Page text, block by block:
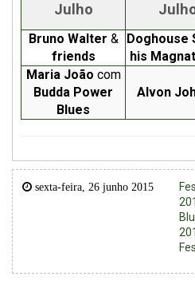
Julho
Bruno Walter &
friends
Doghouse
his
Maria João com
Budda Power
Blues
Alvon
sexta-feira, 26 junho 2015